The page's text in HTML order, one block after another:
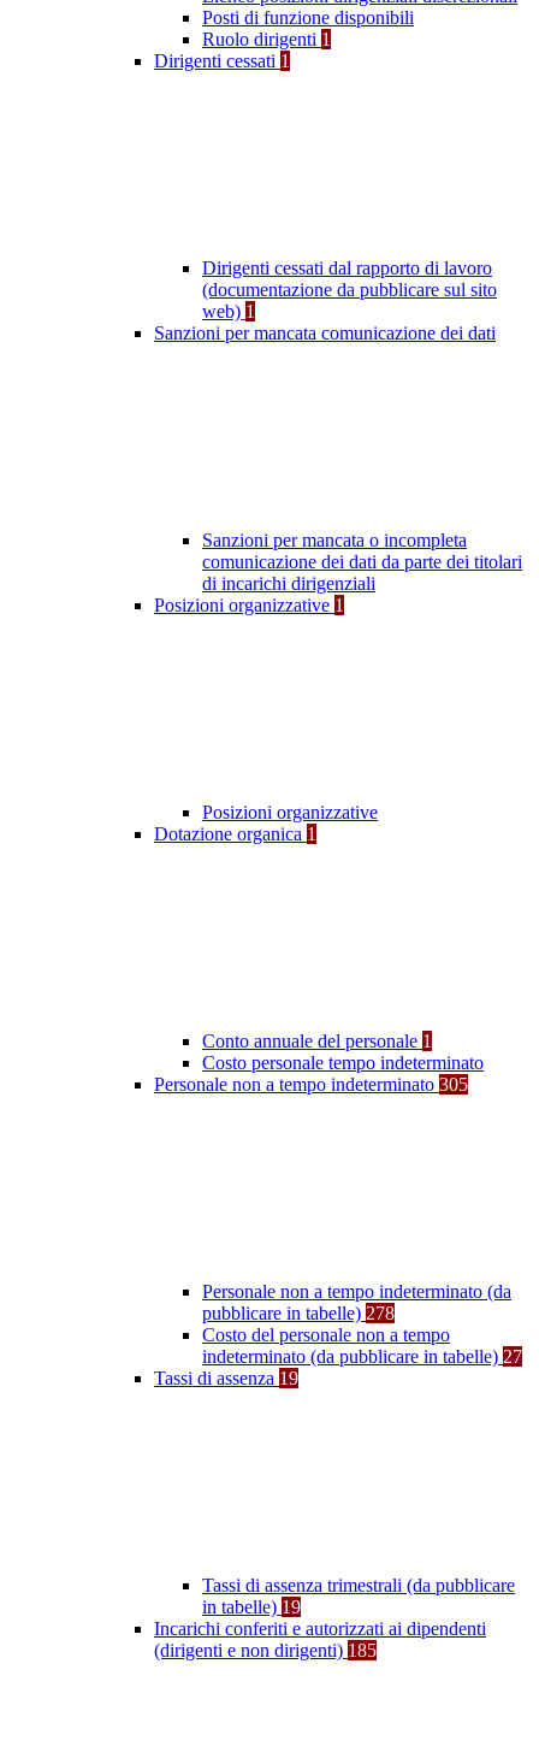
Posti di funzione disponibili
Ruolo dirigenti 1
Dirigenti cessati 1
Dirigenti cessati dal rapporto di lavoro
(documentazione da pubblicare sul sito
web) 1
Sanzioni per mancata comunicazione dei dati
Sanzioni per mancata o incompleta
comunicazione dei dati da parte dei titolari
di incarichi dirigenziali
Posizioni organizzative 1
Posizioni organizzative
Dotazione organica 1
Conto annuale del personale 1
Costo personale tempo indeterminato
Personale non a tempo indeterminato 305
Personale non a tempo indeterminato (da
pubblicare in tabelle) 278
Costo del personale non a tempo
indeterminato (da pubblicare in tabelle) 27
Tassi di assenza 19
Tassi di assenza trimestrali (da pubblicare
in tabelle) 19
Incarichi conferiti e autorizzati ai dipendenti
(dirigenti e non dirigenti) 185